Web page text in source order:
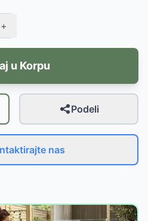
+
u Korpu
Podeli
nas